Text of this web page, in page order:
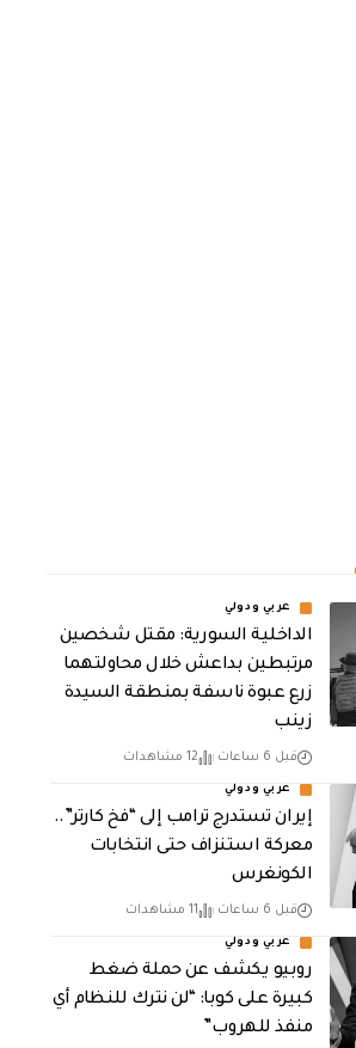
عربي ودولي
الداخلية السورية: مقتل شخصين
مرتبطين بداعش خلال محاولتهما
زرع عبوة ناسفة بمنطقة السيدة
زينب
قبل 6 ساعات 12 مشاهدات
عربي ودولي
إيران تستدرج ترامب إلى “فخ كارتر”..
معركة استنزاف حتى انتخابات
الكونغرس
قبل 6 ساعات 11 مشاهدات
عربي ودولي
روبيو يكشف عن حملة ضغط
كبيرة على كوبا: “لن نترك للنظام أي
منفذ للهروب”